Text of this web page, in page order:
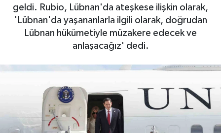
geldi. Rubio, Lübnan'da ateşkese ilişkin olarak,
'Lübnan'da yaşananlarla ilgili olarak, doğrudan
Lübnan hükümetiyle müzakere edecek ve
anlaşacağız' dedi.
Otovitrin
Asayiş
Gayrimenkul
Spor
Haber Arşivi